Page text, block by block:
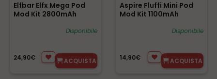
Elfbar Elfx Mega Pod
Mod Kit 2800mAh
Disponibile
24,90€ ACQUISTA
Aspire Fluffi Mini Pod
Mod Kit 1100mAh
Disponibile
14,90€ ACQUISTA